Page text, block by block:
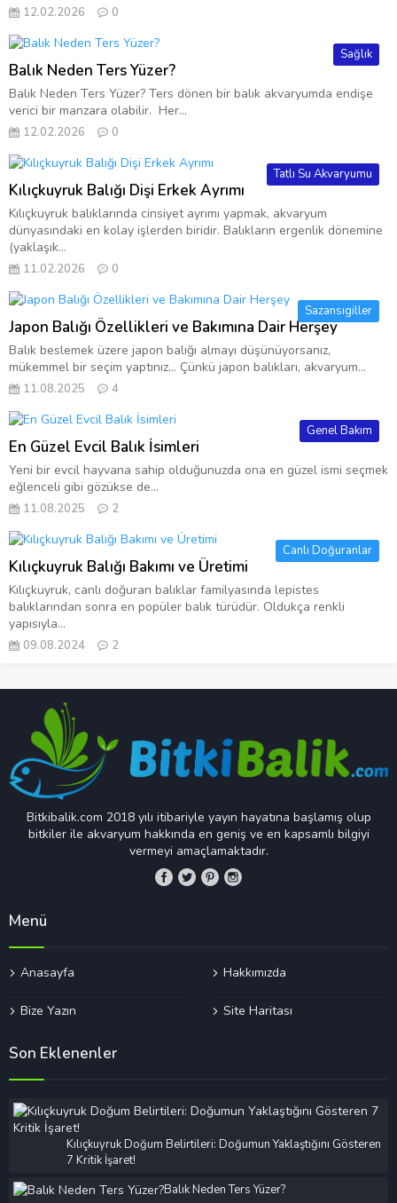
12.02.2026 0
Sağlık
Balık Neden Ters Yüzer?
Balık Neden Ters Yüzer? Ters dönen bir balık akvaryumda endişe
verici bir manzara olabilir. Her...
12.02.2026 0
Tatlı Su Akvaryumu
Kılıçkuyruk Balığı Dişi Erkek Ayrımı
Kılıçkuyruk balıklarında cinsiyet ayrımı yapmak, akvaryum
dünyasındaki en kolay işlerden biridir. Balıkların ergenlik dönemine
(yaklaşık...
11.02.2026 0
Sazansıgiller
Japon Balığı Özellikleri ve Bakımına Dair Herşey
Balık beslemek üzere japon balığı almayı düşünüyorsanız,
mükemmel bir seçim yaptınız… Çünkü japon balıkları, akvaryum...
11.08.2025 4
Genel Bakım
En Güzel Evcil Balık İsimleri
Yeni bir evcil hayvana sahip olduğunuzda ona en güzel ismi seçmek
eğlenceli gibi gözükse de...
11.08.2025 2
Canlı Doğuranlar
Kılıçkuyruk Balığı Bakımı ve Üretimi
Kılıçkuyruk, canlı doğuran balıklar familyasında lepistes
balıklarından sonra en popüler balık türüdür. Oldukça renkli
yapısıyla...
09.08.2024 2
Bitkibalik.com 2018 yılı itibariyle yayın hayatına başlamış olup
bitkiler ile akvaryum hakkında en geniş ve en kapsamlı bilgiyi
vermeyi amaçlamaktadır.
Menü
Anasayfa Hakkımızda
Bize Yazın Site Haritası
Son Eklenenler
Kılıçkuyruk Doğum Belirtileri: Doğumun Yaklaştığını Gösteren
7 Kritik İşaret!
Balık Neden Ters Yüzer?